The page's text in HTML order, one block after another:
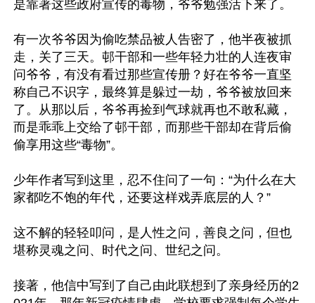
是靠著这些政府宣传的毒物，爷爷勉强活下来了。
有一次爷爷因为偷吃禁品被人告密了，他半夜被抓
走，关了三天。邨干部和一些年轻力壮的人连夜审
问爷爷，有没有看过那些宣传册？好在爷爷一直坚
称自己不识字，最终算是躲过一劫，爷爷被放回来
了。从那以后，爷爷再捡到气球就再也不敢私藏，
而是乖乖上交给了邨干部，而那些干部却在背后偷
偷享用这些“毒物”。
少年作者写到这里，忍不住问了一句：“为什么在大
家都吃不饱的年代，还要这样戏弄底层的人？”
这不解的轻轻叩问，是人性之问，善良之问，但也
堪称灵魂之问、时代之问、世纪之问。
接著，他信中写到了自己由此联想到了亲身经历的2